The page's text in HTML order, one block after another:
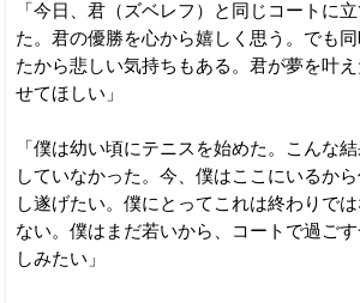
「今日、君（ズベレフ）と同じコートに
た。君の優勝を心から嬉しく思う。でも
たから悲しい気持ちもある。君が夢を叶
せてほしい」
「僕は幼い頃にテニスを始めた。こんな
していなかった。今、僕はここにいるか
し遂げたい。僕にとってこれは終わりで
ない。僕はまだ若いから、コートで過ご
しみたい」